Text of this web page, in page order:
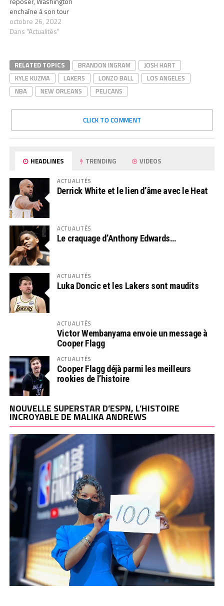
enchaîne à son tour
octobre 26, 2022
Dans "Actualités"
RELATED TOPICS BRANDON INGRAM
JOSH HART
KYLE KUZMA
LAKERS LONZO BALL
LOS ANGELES
NBA
NEW ORLEANS PELICANS
CLICK TO COMMENT
HEADLINES TRENDING VIDEOS
ACTUALITÉS
Derrick White et le lien d’âme avec le Heat
ACTUALITÉS
Le craquage d’Anthony Edwards…
ACTUALITÉS
Luka Doncic et les Lakers sont maudits
ACTUALITÉS
Victor Wembanyama envoie un message à
Cooper Flagg
ACTUALITÉS
Cooper Flagg déjà parmi les meilleurs
rookies de l’histoire
NOUVELLE SUPERSTAR D’ESPN, L’HISTOIRE
INCROYABLE DE MALIKA ANDREWS